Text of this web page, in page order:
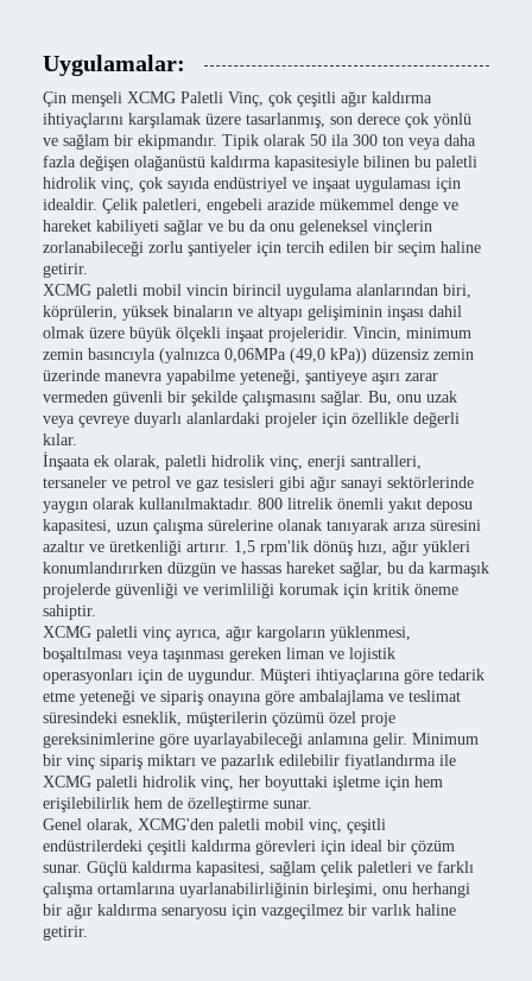
Uygulamalar:
Çin menşeli XCMG Paletli Vinç, çok çeşitli ağır kaldırma
ihtiyaçlarını karşılamak üzere tasarlanmış, son derece çok yönlü
ve sağlam bir ekipmandır. Tipik olarak 50 ila 300 ton veya daha
fazla değişen olağanüstü kaldırma kapasitesiyle bilinen bu paletli
hidrolik vinç, çok sayıda endüstriyel ve inşaat uygulaması için
idealdir. Çelik paletleri, engebeli arazide mükemmel denge ve
hareket kabiliyeti sağlar ve bu da onu geleneksel vinçlerin
zorlanabileceği zorlu şantiyeler için tercih edilen bir seçim haline
getirir.
XCMG paletli mobil vincin birincil uygulama alanlarından biri,
köprülerin, yüksek binaların ve altyapı gelişiminin inşası dahil
olmak üzere büyük ölçekli inşaat projeleridir. Vincin, minimum
zemin basıncıyla (yalnızca 0,06MPa (49,0 kPa)) düzensiz zemin
üzerinde manevra yapabilme yeteneği, şantiyeye aşırı zarar
vermeden güvenli bir şekilde çalışmasını sağlar. Bu, onu uzak
veya çevreye duyarlı alanlardaki projeler için özellikle değerli
kılar.
İnşaata ek olarak, paletli hidrolik vinç, enerji santralleri,
tersaneler ve petrol ve gaz tesisleri gibi ağır sanayi sektörlerinde
yaygın olarak kullanılmaktadır. 800 litrelik önemli yakıt deposu
kapasitesi, uzun çalışma sürelerine olanak tanıyarak arıza süresini
azaltır ve üretkenliği artırır. 1,5 rpm'lik dönüş hızı, ağır yükleri
konumlandırırken düzgün ve hassas hareket sağlar, bu da karmaşık
projelerde güvenliği ve verimliliği korumak için kritik öneme
sahiptir.
XCMG paletli vinç ayrıca, ağır kargoların yüklenmesi,
boşaltılması veya taşınması gereken liman ve lojistik
operasyonları için de uygundur. Müşteri ihtiyaçlarına göre tedarik
etme yeteneği ve sipariş onayına göre ambalajlama ve teslimat
süresindeki esneklik, müşterilerin çözümü özel proje
gereksinimlerine göre uyarlayabileceği anlamına gelir. Minimum
bir vinç sipariş miktarı ve pazarlık edilebilir fiyatlandırma ile
XCMG paletli hidrolik vinç, her boyuttaki işletme için hem
erişilebilirlik hem de özelleştirme sunar.
Genel olarak, XCMG'den paletli mobil vinç, çeşitli
endüstrilerdeki çeşitli kaldırma görevleri için ideal bir çözüm
sunar. Güçlü kaldırma kapasitesi, sağlam çelik paletleri ve farklı
çalışma ortamlarına uyarlanabilirliğinin birleşimi, onu herhangi
bir ağır kaldırma senaryosu için vazgeçilmez bir varlık haline
getirir.